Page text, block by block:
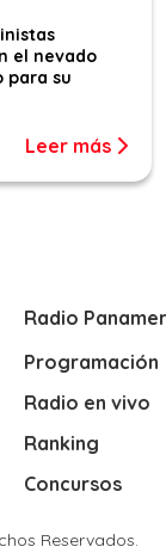
el nevado
para su
Leer más
Radio
Programación
Radio en vivo
Ranking
Concursos
Reservados.